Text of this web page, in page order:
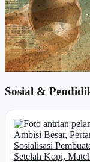
Sosial &
Ambisi Besar,
Sosialisasi
Setelah Kopi,